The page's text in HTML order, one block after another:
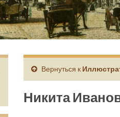
Вернуться к
Никита